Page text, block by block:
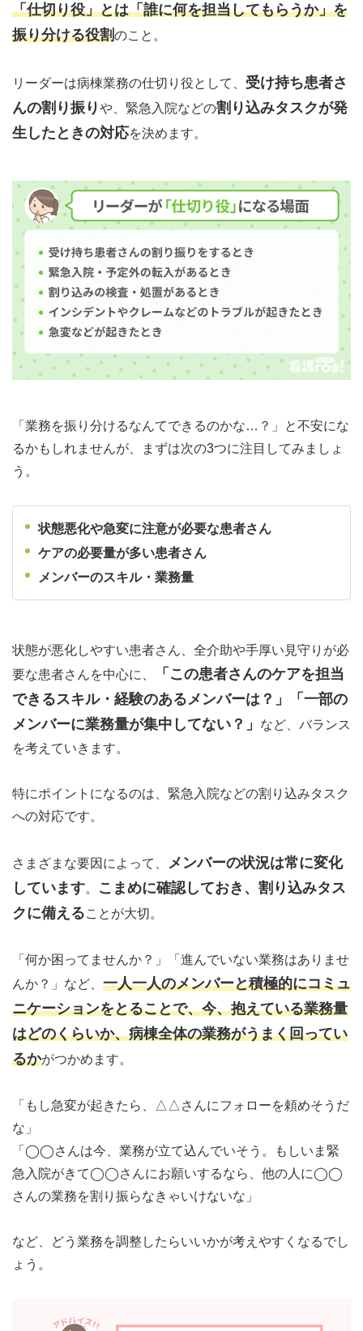
「仕切り役」とは「誰に何を担当してもらうか」を
振り分ける役割のこと。
リーダーは病棟業務の仕切り役として、 受け持ち患者さ
んの割り振りや、緊急入院などの割り込みタスクが発
生したときの対応を決めます。
「業務を振り分けるなんてできるのかな…？」と不安にな
るかもしれませんが、まずは次の3つに注目してみましょ
う。
状態悪化や急変に注意が必要な患者さん
ケアの必要量が多い患者さん
メンバーのスキル・業務量
状態が悪化しやすい患者さん、全介助や手厚い見守りが必
要な患者さんを中心に、
「この患者さんのケアを担当
できるスキル・経験のあるメンバーは？」「一部の
メンバーに業務量が集中してない？」
など、バランス
を考えていきます。
特にポイントになるのは、緊急入院などの割り込みタスク
への対応です。
さまざまな要因によって、
メンバーの状況は常に変化
しています。
こまめに確認しておき、割り込みタス
クに備えることが大切。
「何か困ってませんか？」「進んでいない業務はありませ
んか？」など、 一人一人のメンバーと積極的にコミュ
ニケーションをとることで、今、抱えている業務量
はどのくらいか、病棟全体の業務がうまく回ってい
るかがつかめます。
「もし急変が起きたら、△△さんにフォローを頼めそうだ
な」
「◯◯さんは今、業務が立て込んでいそう。もしいま緊
急入院がきて◯◯さんにお願いするなら、他の人に◯◯
さんの業務を割り振らなきゃいけないな」
など、どう業務を調整したらいいかが考えやすくなるでし
ょう。